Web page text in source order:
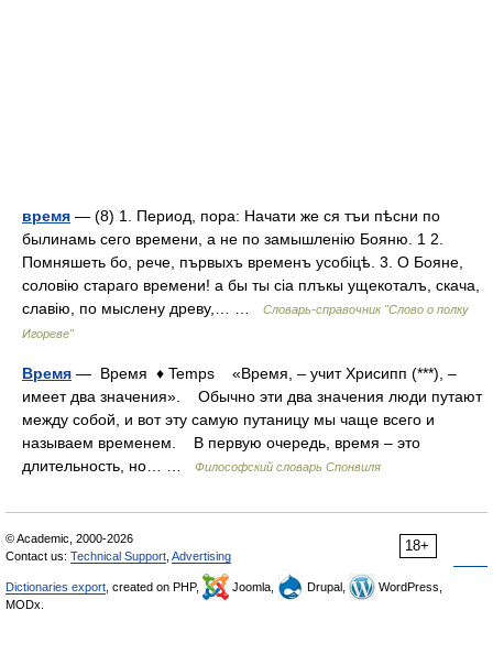
время — (8) 1. Период, пора: Начати же ся тъи пѣсни по
былинамь сего времени, а не по замышленію Бояню. 1 2.
Помняшеть бо, рече, първыхъ временъ усобіцѣ. 3. О Бояне,
соловію стараго времени! а бы ты сіа плъкы ущекоталъ, скача,
славію, по мыслену древу,… …
Словарь-справочник "Слово о полку
Игореве"
Время — Время ♦ Temps «Время, – учит Хрисипп (***), –
имеет два значения». Обычно эти два значения люди путают
между собой, и вот эту самую путаницу мы чаще всего и
называем временем. В первую очередь, время – это
длительность, но… …
Философский словарь Спонвиля
18+
© Academic, 2000-2026
Contact us: Technical Support Advertising
Dictionaries export , created on PHP, Joomla, Drupal,
WordPress,
MODx.